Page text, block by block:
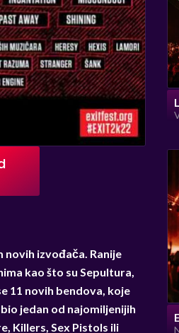
izvođača. Ranije
kao što su Sepultura,
11 novih bendova, koje
jedan od najomiljenijih
Killers, Sex Pistols ili